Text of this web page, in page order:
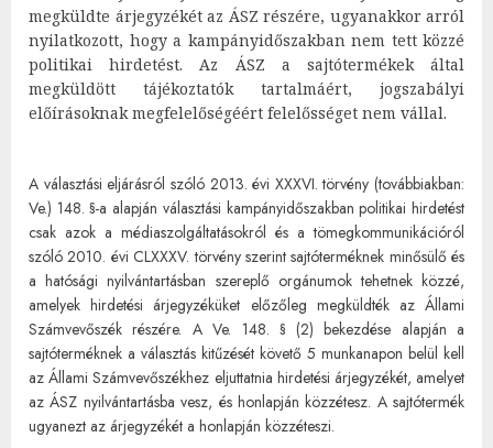
megküldte árjegyzékét az ÁSZ részére, ugyanakkor arról
nyilatkozott, hogy a kampányidőszakban nem tett közzé
politikai hirdetést. Az ÁSZ a sajtótermékek által
megküldött tájékoztatók tartalmáért, jogszabályi
előírásoknak megfelelőségéért felelősséget nem vállal.
A választási eljárásról szóló 2013. évi XXXVI. törvény (továbbiakban:
Ve.) 148. §-a alapján választási kampányidőszakban politikai hirdetést
csak azok a médiaszolgáltatásokról és a tömegkommunikációról
szóló 2010. évi CLXXXV. törvény szerint sajtóterméknek minősülő és
a hatósági nyilvántartásban szereplő orgánumok tehetnek közzé,
amelyek hirdetési árjegyzéküket előzőleg megküldték az Állami
Számvevőszék részére. A Ve. 148. § (2) bekezdése alapján a
sajtóterméknek a választás kitűzését követő 5 munkanapon belül kell
az Állami Számvevőszékhez eljuttatnia hirdetési árjegyzékét, amelyet
az ÁSZ nyilvántartásba vesz, és honlapján közzétesz. A sajtótermék
ugyanezt az árjegyzékét a honlapján közzéteszi.